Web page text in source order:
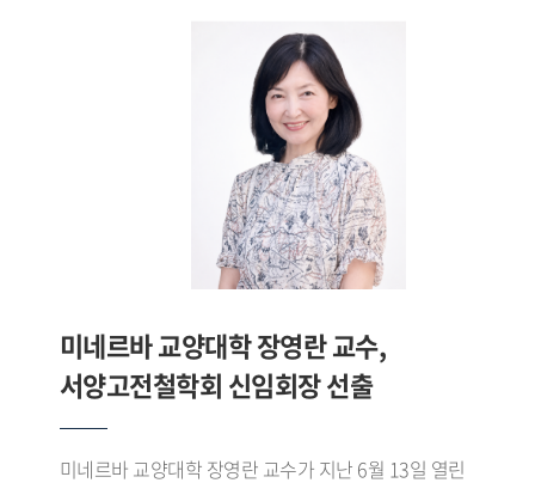
있습니다. 곁에 계신 우리 대학 구성원들의 추천을 받았다는
사실에 더욱 감사한 마음이 큽니다. - 동원교육상을 수상할 수
있었던 이유를 어떻게 생각하십니까?상을 받게 되면서 주변에
훌륭한 교수님들이 많으신데 어떻게 저한테 이런 영광이
돌아왔을까 생각해봤습니다. 아무래도 다양한 수업 모델을
개발 적용하고 연구한 교수법을 학생들에게 적용하는 등
실질적인 성과를 냈기 때문이 아닐까 합니다. 또 홍보실장,
태국학과 학과장, 특수외국어교육진흥원 부원장 등 주요
봐주셨으리라 예상합니다. - 교수님은 우리 한국외대
동문이기도 합니다. 한국외대는 교수님에게 어떤 의미입니까?
다행히 한국외대에 장학생으로 입학했고 좋은 교수님들을 만나
미네르바 교양대학 장영란 교수,
서양고전철학회 신임회장 선출
미네르바 교양대학 장영란 교수가 지난 6월 13일 열린